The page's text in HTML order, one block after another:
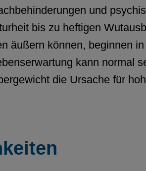
und
bis zu heftigen
äußern können, beginnen
kann normal
die Ursache für